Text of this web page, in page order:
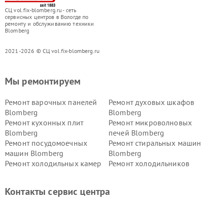
СЦ vol.fix-blomberg.ru - сеть
сервисных центров в Вологде по
ремонту и обслуживанию техники
Blomberg
2021-2026 © СЦ vol.fix-blomberg.ru
Мы ремонтируем
Ремонт варочных панелей
Blomberg
Ремонт духовых шкафов
Blomberg
Ремонт кухонных плит
Blomberg
Ремонт микроволновых
печей Blomberg
Ремонт посудомоечных
машин Blomberg
Ремонт стиральных машин
Blomberg
Ремонт холодильных камер
Ремонт холодильников
Контакты сервис центра